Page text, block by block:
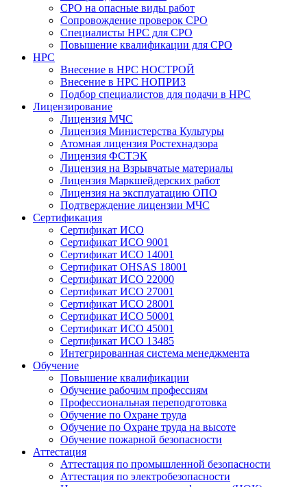
СРО на опасные виды работ
Сопровождение проверок СРО
Специалисты НРС для СРО
Повышение квалификации для СРО
НРС
Внесение в НРС НОСТРОЙ
Внесение в НРС НОПРИЗ
Подбор специалистов для подачи в НРС
Лицензирование
Лицензия МЧС
Лицензия Министерства Культуры
Атомная лицензия Ростехнадзора
Лицензия ФСТЭК
Лицензия на Взрывчатые материалы
Лицензия Маркшейдерских работ
Лицензия на эксплуатацию ОПО
Подтверждение лицензии МЧС
Сертификация
Сертификат ИСО
Сертификат ИСО 9001
Сертификат ИСО 14001
Сертификат OHSAS 18001
Сертификат ИСО 22000
Сертификат ИСО 27001
Сертификат ИСО 28001
Сертификат ИСО 50001
Сертификат ИСО 45001
Сертификат ИСО 13485
Интегрированная система менеджмента
Обучение
Повышение квалификации
Обучение рабочим профессиям
Профессиональная переподготовка
Обучение по Охране труда
Обучение по Охране труда на высоте
Обучение пожарной безопасности
Аттестация
Аттестация по промышленной безопасности
Аттестация по электробезопасности